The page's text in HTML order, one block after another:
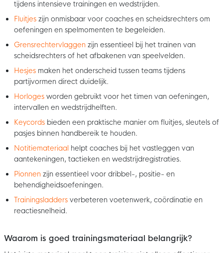
tijdens intensieve trainingen en wedstrijden.
Fluitjes zijn onmisbaar voor coaches en scheidsrechters om
oefeningen en spelmomenten te begeleiden.
Grensrechtervlaggen zijn essentieel bij het trainen van
scheidsrechters of het afbakenen van speelvelden.
Hesjes maken het onderscheid tussen teams tijdens
partijvormen direct duidelijk.
Horloges worden gebruikt voor het timen van oefeningen,
intervallen en wedstrijdhelften.
Keycords bieden een praktische manier om fluitjes, sleutels of
pasjes binnen handbereik te houden.
Notitiemateriaal helpt coaches bij het vastleggen van
aantekeningen, tactieken en wedstrijdregistraties.
Pionnen zijn essentieel voor dribbel-, positie- en
behendigheidsoefeningen.
Trainingsladders verbeteren voetenwerk, coördinatie en
reactiesnelheid.
Waarom is goed trainingsmateriaal belangrijk?